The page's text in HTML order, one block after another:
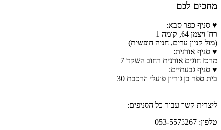
מחכים לכם
♥ סניף כפר סבא:
רח' ויצמן 64, קומה 1
(מול קניון ערים, חניה חופשית)
♥ סניף אורנית:
מרכז חוגים אורנית רחוב השקד 7
♥ סניף גבעתיים:
בית ספר בן גוריון פועלי הרכבת 30
ליצרית קשר עבור כל הסניפים:
טלפון: 053-5573267